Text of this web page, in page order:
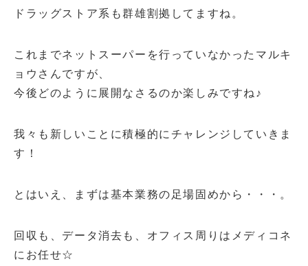
ドラッグストア系も群雄割拠してますね。
これまでネットスーパーを行っていなかったマルキ
ョウさんですが、
今後どのように展開なさるのか楽しみですね♪
我々も新しいことに積極的にチャレンジしていきま
す！
とはいえ、まずは基本業務の足場固めから・・・。
回収も、データ消去も、オフィス周りはメディコネ
にお任せ☆